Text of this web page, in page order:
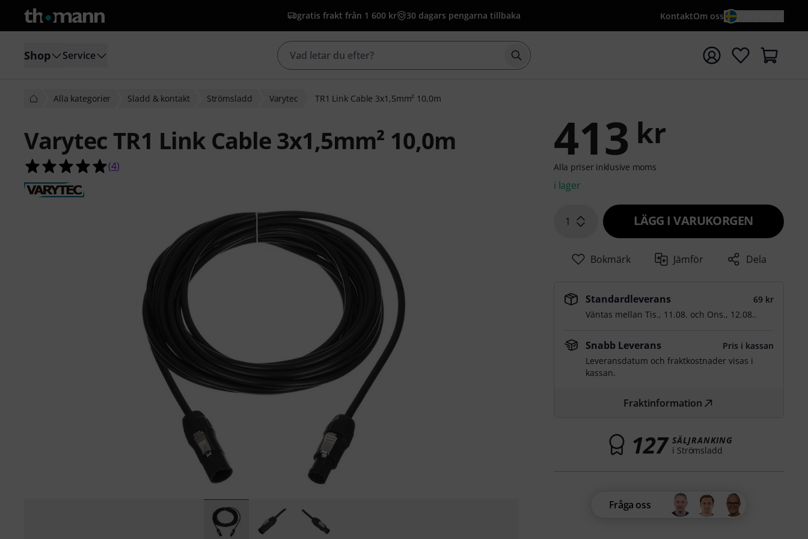
gratis frakt från 1 600 kr 30 dagars pengarna tillbaka KontaktOm oss
Shop Service Börja sökningen med söktermen {searchTerm}
Alla kategorier Sladd & kontakt Strömsladd Varytec TR1 Link Cable 3x1,5mm² 10,0m
Varytec TR1 Link Cable 3x1,5mm² 10,0m
5.0 av 5 stjärnor från 4 kundbetyg
(4) 413 kr
Alla priser inklusive moms
i lager
1 LÄGG I VARUKORGEN
Bokmärk Jämför Dela
Standardleverans
69 kr
Väntas mellanTis., 11.08. och Ons., 12.08..
Snabb Leverans
Pris i kassan
Leveransdatum och fraktkostnader visas i
kassan.
Fraktinformation
127 SÄLJRANKING
i Strömsladd
Fråga oss